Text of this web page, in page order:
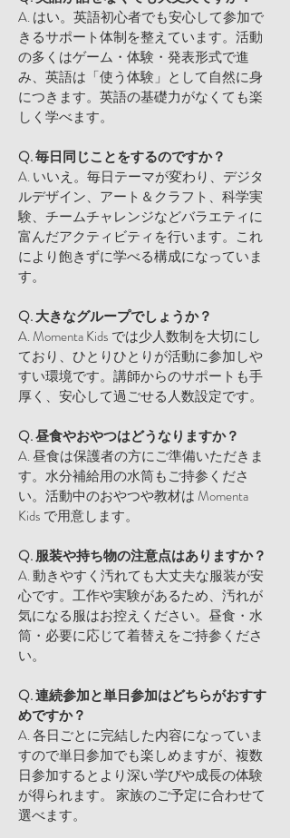
A. はい。英語初心者でも安心して参加で
きるサポート体制を整えています。活動
の多くはゲーム・体験・発表形式で進
み、英語は「使う体験」として自然に身
につきます。英語の基礎力がなくても楽
しく学べます。
Q. 毎日同じことをするのですか？
A. いいえ。毎日テーマが変わり、デジタ
ルデザイン、アート＆クラフト、科学実
験、チームチャレンジなどバラエティに
富んだアクティビティを行います。これ
により飽きずに学べる構成になっていま
す。
Q. 大きなグループでしょうか？
A. Momenta Kids では少人数制を大切にし
ており、ひとりひとりが活動に参加しや
すい環境です。講師からのサポートも手
厚く、安心して過ごせる人数設定です。
Q. 昼食やおやつはどうなりますか？
A. 昼食は保護者の方にご準備いただきま
す。水分補給用の水筒もご持参くださ
い。活動中のおやつや教材は Momenta
Kids で用意します。
Q. 服装や持ち物の注意点はありますか？
A. 動きやすく汚れても大丈夫な服装が安
心です。工作や実験があるため、汚れが
気になる服はお控えください。昼食・水
筒・必要に応じて着替えをご持参くださ
い。
Q. 連続参加と単日参加はどちらがおすす
めですか？
A. 各日ごとに完結した内容になっていま
すので単日参加でも楽しめますが、複数
日参加するとより深い学びや成長の体験
が得られます。 家族のご予定に合わせて
選べます。